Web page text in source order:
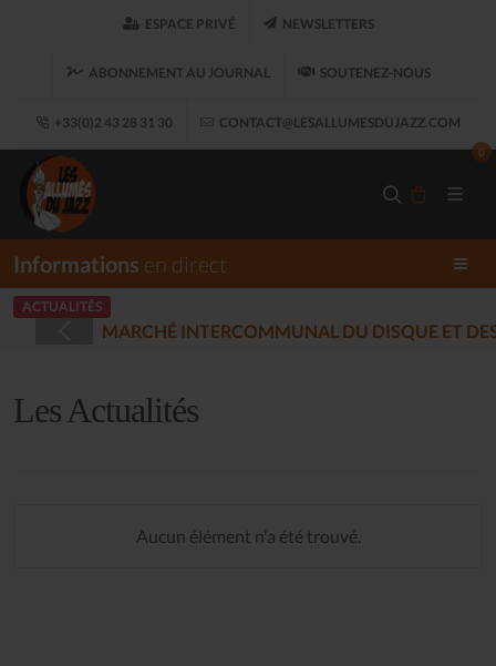
ESPACE PRIVÉ NEWSLETTERS
ABONNEMENT AU JOURNAL SOUTENEZ-NOUS
+33(0)2 43 28 31 30 CONTACT@LESALLUMESDUJAZZ.COM
0
Informations en direct
ACTUALITÉS
- PLOUARET(2025-12-17)
Les Actualités
Aucun élément n'a été trouvé.